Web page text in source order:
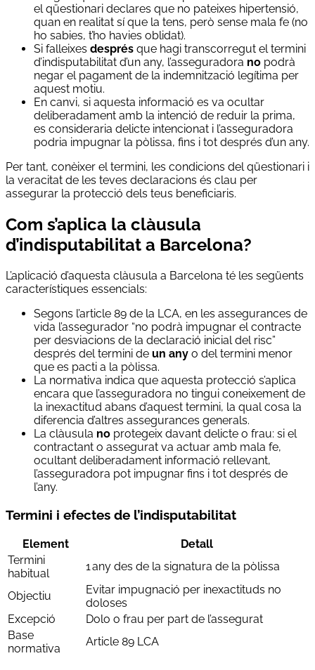
el qüestionari declares que no pateixes hipertensió,
quan en realitat sí que la tens, però sense mala fe (no
ho sabies, t’ho havies oblidat).
Si falleixes després que hagi transcorregut el termini
d’indisputabilitat d’un any, l’asseguradora no podrà
negar el pagament de la indemnització legítima per
aquest motiu.
En canvi, si aquesta informació es va ocultar
deliberadament amb la intenció de reduir la prima,
es consideraria delicte intencionat i l’asseguradora
podria impugnar la pòlissa, fins i tot després d’un any.
Per tant, conèixer el termini, les condicions del qüestionari i
la veracitat de les teves declaracions és clau per
assegurar la protecció dels teus beneficiaris.
Com s’aplica la clàusula
d’indisputabilitat a Barcelona?
L’aplicació d’aquesta clàusula a Barcelona té les següents
característiques essencials:
Segons l’article 89 de la LCA, en les assegurances de
vida l’assegurador “no podrà impugnar el contracte
per desviacions de la declaració inicial del risc”
després del termini de un any o del termini menor
que es pacti a la pòlissa.
La normativa indica que aquesta protecció s’aplica
encara que l’asseguradora no tingui coneixement de
la inexactitud abans d’aquest termini, la qual cosa la
diferencia d’altres assegurances generals.
La clàusula no protegeix davant delicte o frau: si el
contractant o assegurat va actuar amb mala fe,
ocultant deliberadament informació rellevant,
l’asseguradora pot impugnar fins i tot després de
l’any.
Termini i efectes de l’indisputabilitat
Element
Detall
Termini
habitual
1 any des de la signatura de la pòlissa
Objectiu
Evitar impugnació per inexactituds no
doloses
Excepció
Dolo o frau per part de l’assegurat
Base
normativa
Article 89 LCA